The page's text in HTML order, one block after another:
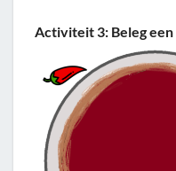
Activiteit 3: Beleg